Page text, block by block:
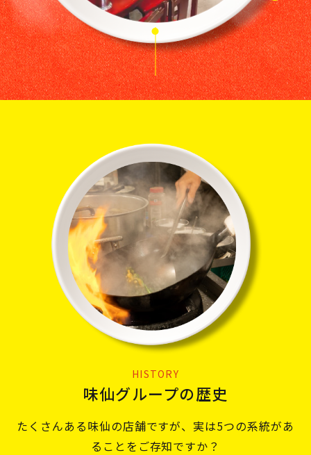
HISTORY
味仙グループの歴史
たくさんある味仙の店舗ですが、実は5つの系統があ
ることをご存知ですか？